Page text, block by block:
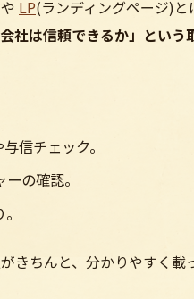
LP(ランディングページ)と
会社は信頼できるか」とい
信チェック。
の確認。
きちんと、分かりやすく載